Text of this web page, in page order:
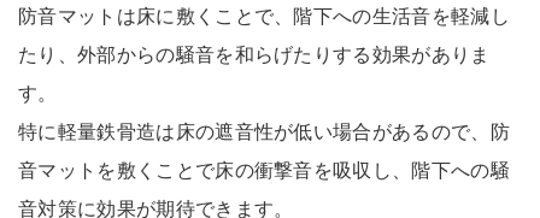
防音マットは床に敷くことで、階下への生活音を軽減し
たり、外部からの騒音を和らげたりする効果がありま
す。
特に軽量鉄骨造は床の遮音性が低い場合があるので、防
音マットを敷くことで床の衝撃音を吸収し、階下への騒
音対策に効果が期待できます。